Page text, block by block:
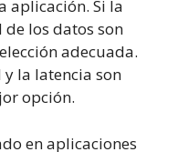
aplicación. Si la
los datos son
adecuada.
la latencia son
opción.
en aplicaciones